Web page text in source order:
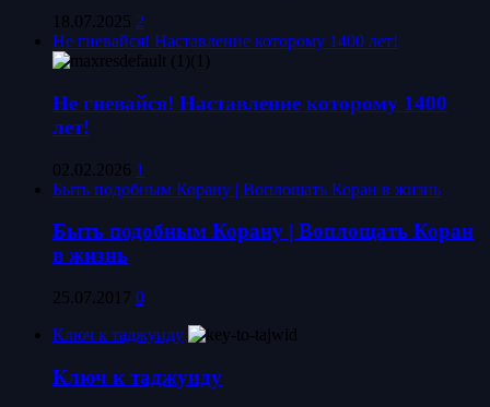
18.07.2025 2
Не гневайся! Наставление которому 1400 лет!
Не гневайся! Наставление которому 1400
лет!
02.02.2026 1
Быть подобным Корану | Воплощать Коран в жизнь
Быть подобным Корану | Воплощать Коран
в жизнь
25.07.2017 0
Ключ к таджуиду
Ключ к таджуиду